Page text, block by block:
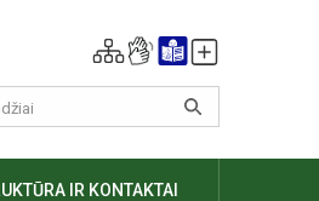
IR KONTAKTAI